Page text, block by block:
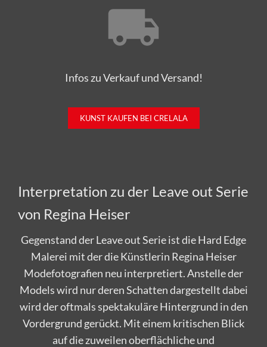
Infos zu Verkauf und Versand!
KUNST KAUFEN BEI CRELALA
Interpretation zu der Leave out Serie
von Regina Heiser
Gegenstand der Leave out Serie ist die Hard Edge
Malerei mit der die Künstlerin Regina Heiser
Modefotografien neu interpretiert. Anstelle der
Models wird nur deren Schatten dargestellt dabei
wird der oftmals spektakuläre Hintergrund in den
Vordergrund gerückt. Mit einem kritischen Blick
auf die zuweilen oberflächliche und